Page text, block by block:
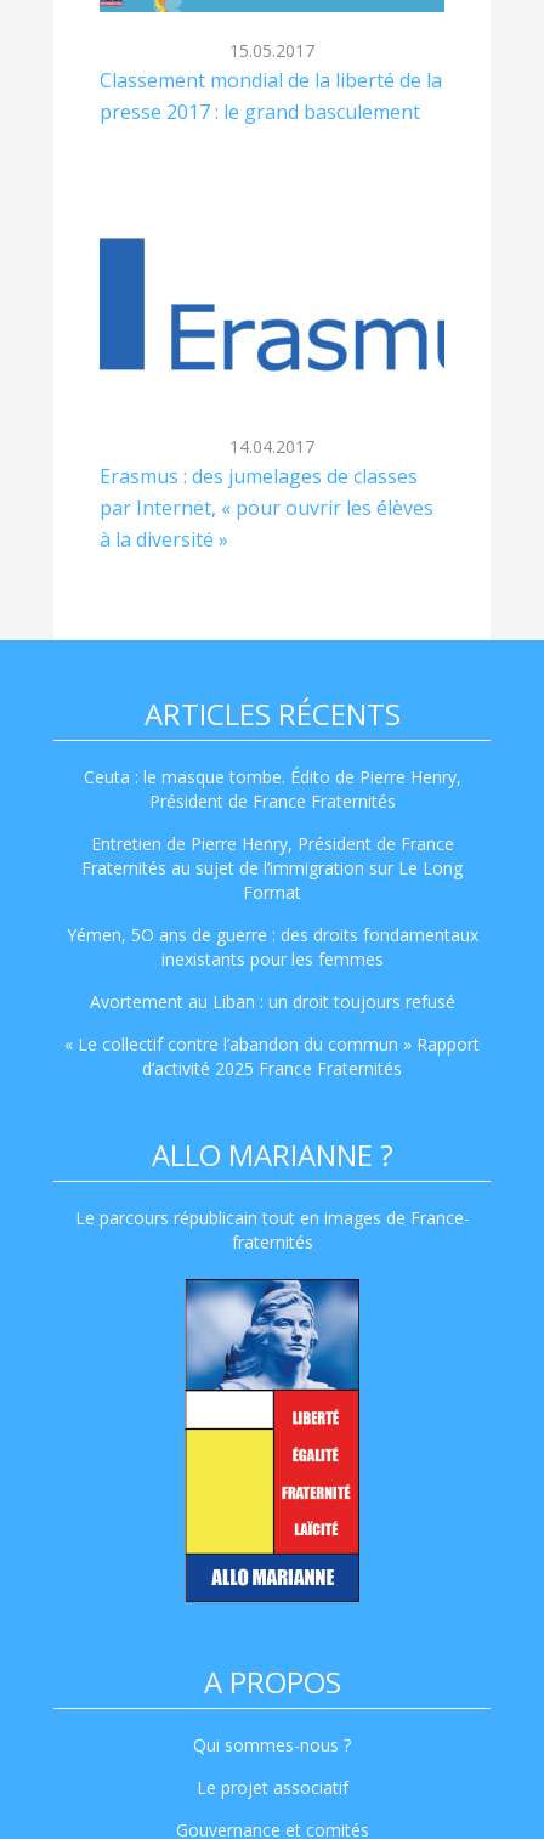
15.05.2017
Classement mondial de la liberté de la
presse 2017 : le grand basculement
14.04.2017
Erasmus : des jumelages de classes
par Internet, « pour ouvrir les élèves
à la diversité »
ARTICLES RÉCENTS
Ceuta : le masque tombe. Édito de Pierre Henry,
Président de France Fraternités
Entretien de Pierre Henry, Président de France
Fraternités au sujet de l’immigration sur Le Long
Format
Yémen, 5O ans de guerre : des droits fondamentaux
inexistants pour les femmes
Avortement au Liban : un droit toujours refusé
« Le collectif contre l’abandon du commun » Rapport
d’activité 2025 France Fraternités
ALLO MARIANNE ?
Le parcours républicain tout en images de France-
fraternités
A PROPOS
Qui sommes-nous ?
Le projet associatif
Gouvernance et comités